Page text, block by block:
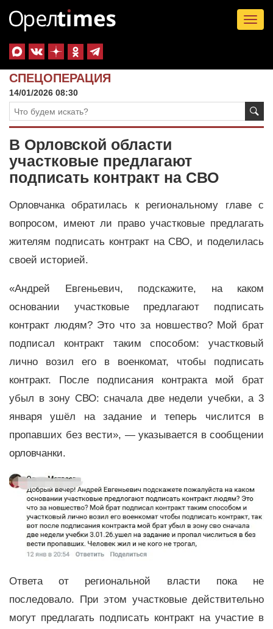
СПЕЦОПЕРАЦИЯ
14/01/2026 08:30
В Орловской области
участковые предлагают
подписать контракт на СВО
Орловчанка обратилась к региональному главе с
вопросом, имеют ли право участковые предлагать
жителям подписать контракт на СВО, и поделилась
своей историей.
«Андрей Евгеньевич, подскажите, на каком
основании участковые предлагают подписать
контракт людям? Это что за новшество? Мой брат
подписал контракт таким способом: участковый
лично возил его в военкомат, чтобы подписать
контракт. После подписания контракта мой брат
убыл в зону СВО: сначала две недели учебки, а 3
января ушёл на задание и теперь числится в
пропавших без вести», — указывается в сообщении
орловчанки.
Ответа от региональной власти пока не
последовало. При этом участковые действительно
могут предлагать подписать контракт на участие в